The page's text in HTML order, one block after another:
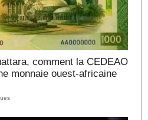
comment la CEDEAO
monnaie ouest-africaine